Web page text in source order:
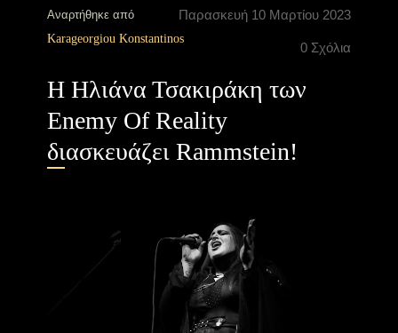
Παρασκευή 10 Μαρτίου 2023
0 Σχόλια
Αναρτήθηκε από
Karageorgiou Konstantinos
H Hλιάνα Τσακιράκη των
Enemy Of Reality
διασκευάζει Rammstein!